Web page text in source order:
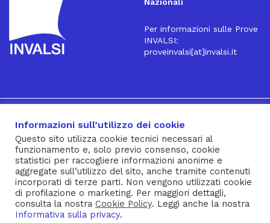
Per informazioni sulle Prove
INVALSI:
proveinvalsi[at]invalsi.it
Iscriviti alla Newsletter
® INVALSI – Via Ippolito Nievo, 35 – 00153 ROMA – tel. 06
941851 – fax 06 94185215 – c.f. 92000450582
Privacy Policy– Cookie Policy –Note Legali–Social Media
Policy
Informazioni sull’utilizzo dei cookie
Questo sito utilizza cookie tecnici necessari al
funzionamento e, solo previo consenso, cookie
statistici per raccogliere informazioni anonime e
aggregate sull’utilizzo del sito, anche tramite contenuti
incorporati di terze parti. Non vengono utilizzati cookie
di profilazione o marketing. Per maggiori dettagli,
consulta la nostra Cookie Policy. Leggi anche la nostra
Informativa sulla privacy.